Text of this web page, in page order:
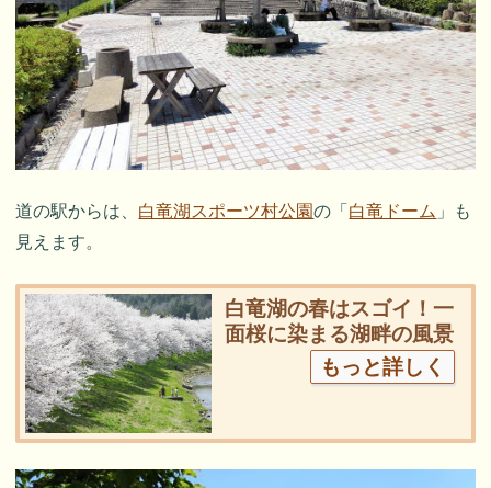
道の駅からは、 白竜湖スポーツ村公園の「 白竜ドーム 」も
見えます。
白竜湖の春はスゴイ！一
面桜に染まる湖畔の風景
もっと詳しく